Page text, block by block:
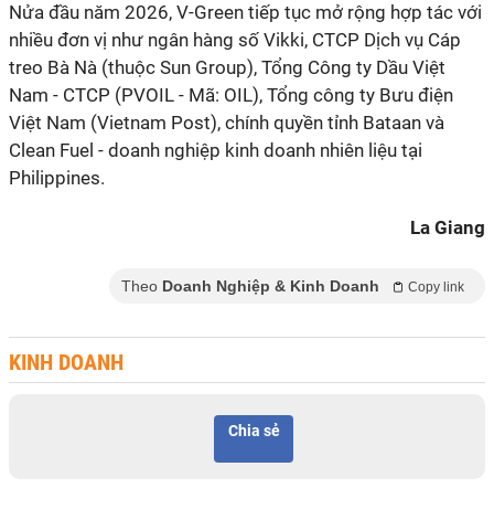
Nửa đầu năm 2026, V-Green tiếp tục mở rộng hợp tác với
nhiều đơn vị như ngân hàng số Vikki, CTCP Dịch vụ Cáp
treo Bà Nà (thuộc Sun Group), Tổng Công ty Dầu Việt
Nam - CTCP (PVOIL - Mã: OIL), Tổng công ty Bưu điện
Việt Nam (Vietnam Post), chính quyền tỉnh Bataan và
Clean Fuel - doanh nghiệp kinh doanh nhiên liệu tại
Philippines.
La Giang
Theo Doanh Nghiệp & Kinh Doanh Copy link
KINH DOANH
Chia sẻ